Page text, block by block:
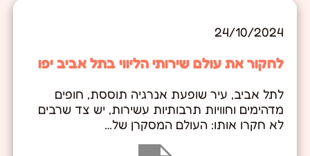
24/10/2024
לחקור את עולם שירותי הליווי בתל אביב יפו
לתל אביב, עיר שופעת אנרגיה תוססת, חופים
מדהימים וחוויות תרבותיות עשירות, יש צד שרבים
לא חקרו אותו: העולם המסקרן של…